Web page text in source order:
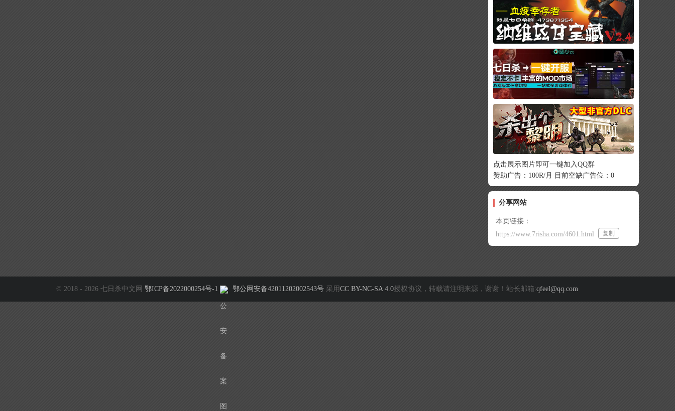
点击展示图片即可一键加入QQ群
赞助广告：100R/月 目前空缺广告位：0
分享网站
本页链接：
https://www.7risha.com/4601.html
复制
© 2018 - 2026 七日杀中文网 鄂ICP备2022000254号-1 鄂公网安备42011202002543号 采用 CC BY-NC-SA 4.0授权协议，转载请注明来源，谢谢！站长邮箱:qfeel@qq.com